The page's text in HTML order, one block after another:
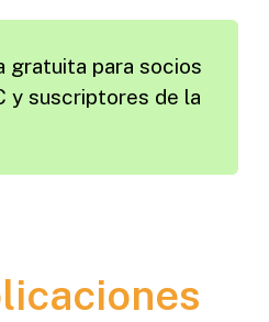
gratuita para socios
y suscriptores de la